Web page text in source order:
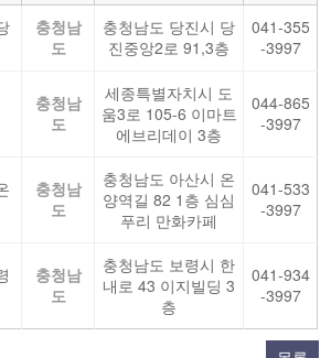
충청남
도
충청남도 당진시 당
진중앙2로 91,3층
041-355
-3997
충청남
도
세종특별자치시 도
움3로 105-6 이마트
에브리데이 3층
044-865
-3997
충청남
도
충청남도 아산시 온
양역길 82 1층 심심
푸리 만화카페
041-533
-3997
충청남
도
충청남도 보령시 한
내로 43 이지빌딩 3
층
041-934
-3997